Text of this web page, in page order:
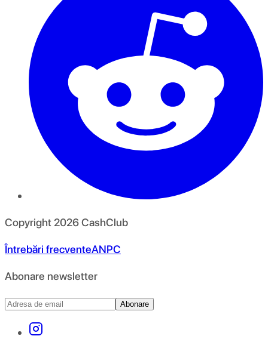
Copyright 2026CashClub
Întrebări frecventeANPC
Abonare newsletter
Abonare